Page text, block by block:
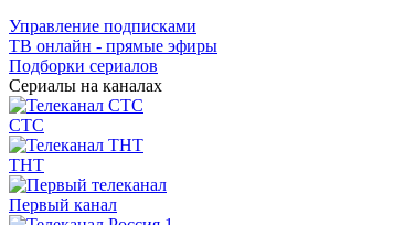
Управление подписками
ТВ онлайн - прямые эфиры
Подборки сериалов
Сериалы на каналах
СТС
ТНТ
Первый канал